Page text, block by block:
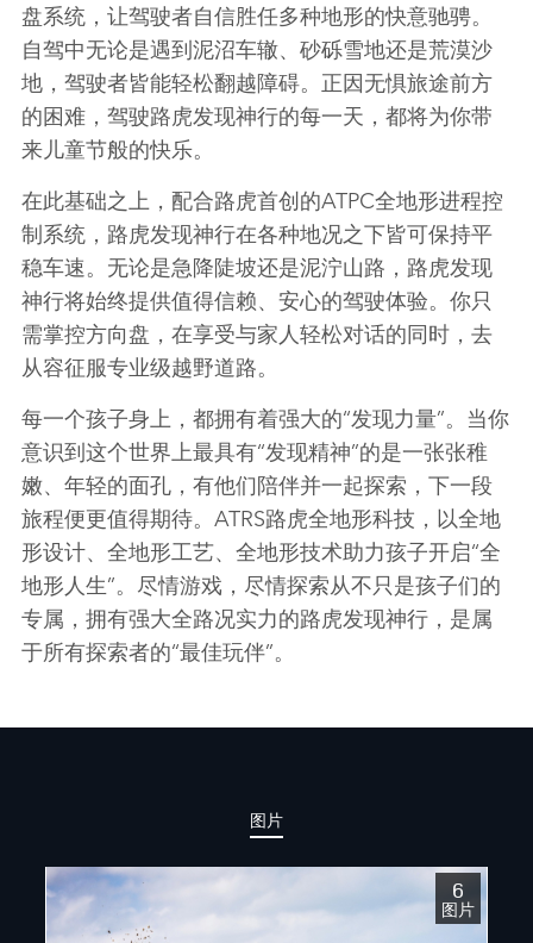
盘系统，让驾驶者自信胜任多种地形的快意驰骋。
自驾中无论是遇到泥沼车辙、砂砾雪地还是荒漠沙
地，驾驶者皆能轻松翻越障碍。正因无惧旅途前方
的困难，驾驶路虎发现神行的每一天，都将为你带
来儿童节般的快乐。
在此基础之上， 配合路虎首创的ATPC全地形进程控
制系统，路虎发现神行在各种地况之下皆可保持平
稳车速。无论是急降陡坡还是泥泞山路，路虎发现
神行将始终提供值得信赖、安心的驾驶体验。你只
需掌控方向盘，在享受与家人轻松对话的同时，去
从容征服专业级越野道路。
每一个孩子身上，都拥有着强大的“发现力量”。当你
意识到这个世界上最具有“发现精神”的是一张张稚
嫩、年轻的面孔，有他们陪伴并一起探索，下一段
旅程便更值得期待。 ATRS路虎全地形科技，以全地
形设计、全地形工艺、全地形技术助力孩子开启“全
地形人生”。尽情游戏，尽情探索从不只是孩子们的
专属，拥有强大全路况实力的路虎发现神行，是属
于所有探索者的“最佳玩伴”。
图片
6
图片